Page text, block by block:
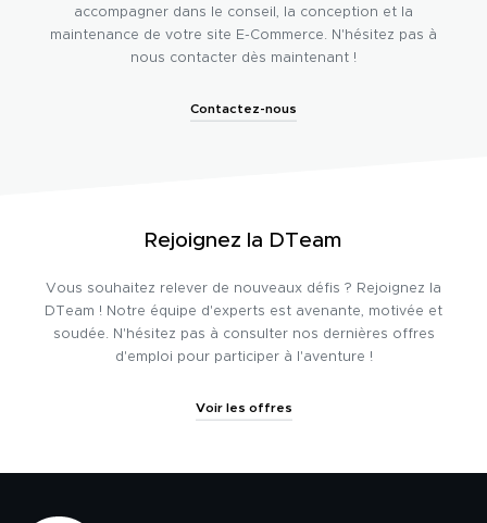
accompagner dans le conseil, la conception et la
maintenance de votre site E-Commerce. N'hésitez pas à
nous contacter dès maintenant !
Contactez-nous
Rejoignez la DTeam
Vous souhaitez relever de nouveaux défis ? Rejoignez la
DTeam ! Notre équipe d'experts est avenante, motivée et
soudée. N'hésitez pas à consulter nos dernières offres
d'emploi pour participer à l'aventure !
Voir les offres